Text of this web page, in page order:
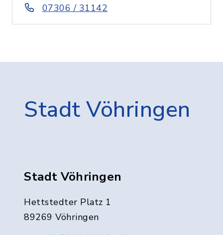
07306 / 31142
Stadt Vöhringen
Stadt Vöhringen
Hettstedter Platz 1
89269 Vöhringen